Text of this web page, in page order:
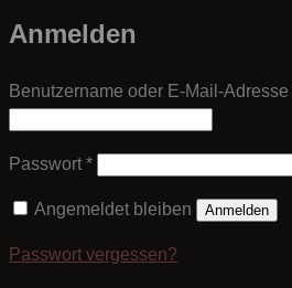
Anmelden
Benutzername oder E-Mail-Adresse
Passwort *Erforderlich
Angemeldet bleiben Anmelden
Passwort vergessen?